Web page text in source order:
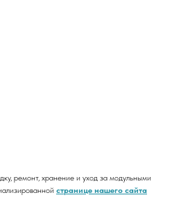
ремонт, хранение и уход за модульными
странице нашего сайта